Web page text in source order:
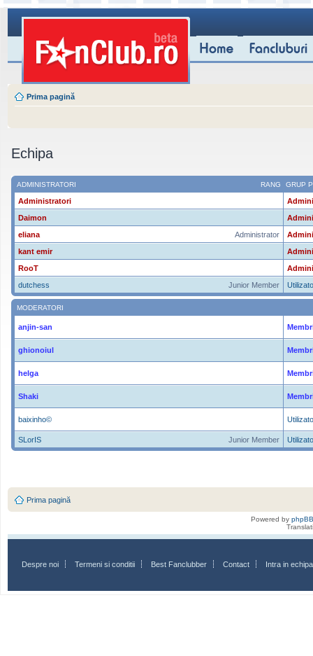
Prima pagină
Echipa
RANG
ADMINISTRATORI GRUP
Administratori
Daimon
Administrator
eliana
kant emir
RooT
Junior Member
dutchess
MODERATORI
anjin-san
ghionoiul
helga
Shaki
baixinho©
Junior Member
SLorIS
Prima pagină
Powered by phpBB
Despre noi Termeni si conditii Best Fanclubber Contact Intra in